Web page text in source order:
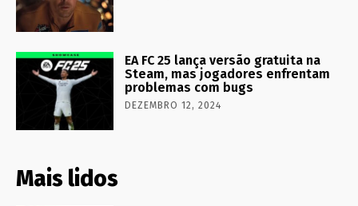
EA FC 25 lança versão gratuita na
Steam, mas jogadores enfrentam
problemas com bugs
DEZEMBRO 12, 2024
Mais lidos